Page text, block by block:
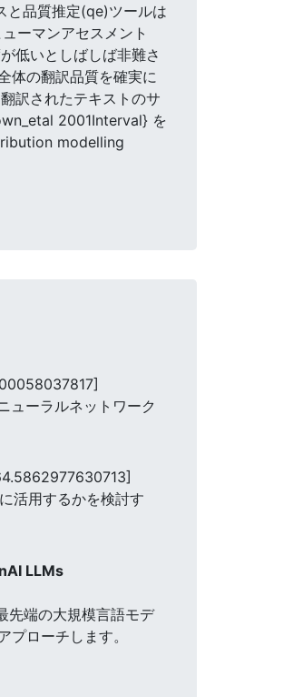
と品質推定(qe)ツールは
ーマンアセスメント
低いとしばしば非難さ
体の翻訳品質を確実に
訳されたテキストのサ
2001Interval} を
modelling
ーラルネットワーク
活用するかを検討す
LLMs
先端の大規模言語モデ
ローチします。